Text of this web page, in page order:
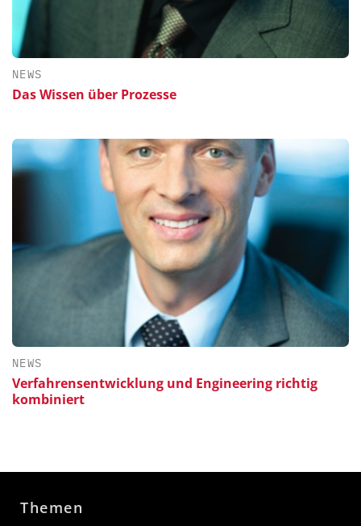
NEWS
Das Wissen über Prozesse
NEWS
Verfahrensentwicklung und Engineering richtig
kombiniert
Themen